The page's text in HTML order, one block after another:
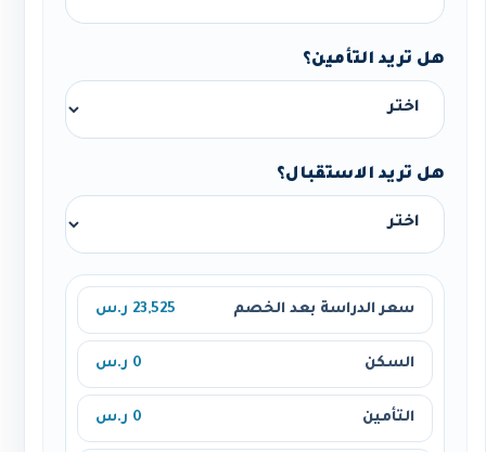
هل تريد التأمين؟
هل تريد الاستقبال؟
سعر الدراسة بعد الخصم 23,525 ر.س
السكن 0 ر.س
التأمين 0 ر.س